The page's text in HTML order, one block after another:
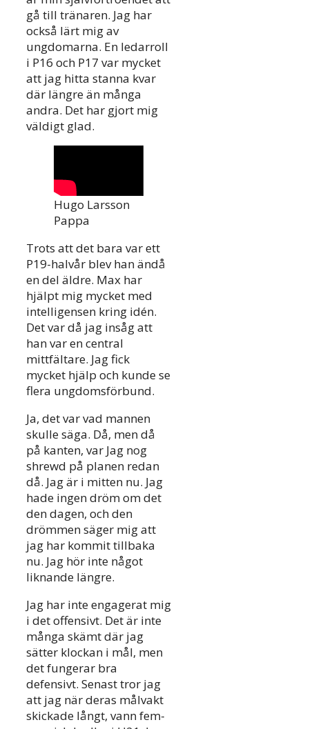
gå till tränaren. Jag har
också lärt mig av
ungdomarna. En ledarroll
i P16 och P17 var mycket
att jag hitta stanna kvar
där längre än många
andra. Det har gjort mig
väldigt glad.
Hugo Larsson
Pappa
Trots att det bara var ett
P19-halvår blev han ändå
en del äldre. Max har
hjälpt mig mycket med
intelligensen kring idén.
Det var då jag insåg att
han var en central
mittfältare. Jag fick
mycket hjälp och kunde se
flera ungdomsförbund.
Ja, det var vad mannen
skulle säga. Då, men då
på kanten, var Jag nog
shrewd på planen redan
då. Jag är i mitten nu. Jag
hade ingen dröm om det
den dagen, och den
drömmen säger mig att
jag har kommit tillbaka
nu. Jag hör inte något
liknande längre.
Jag har inte engagerat mig
i det offensivt. Det är inte
många skämt där jag
sätter klockan i mål, men
det fungerar bra
defensivt. Senast tror jag
att jag när deras målvakt
skickade långt, vann fem-